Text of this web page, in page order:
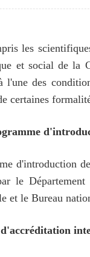
les
et social de
l'une des
certaines
d'introduction
le
et le Bureau